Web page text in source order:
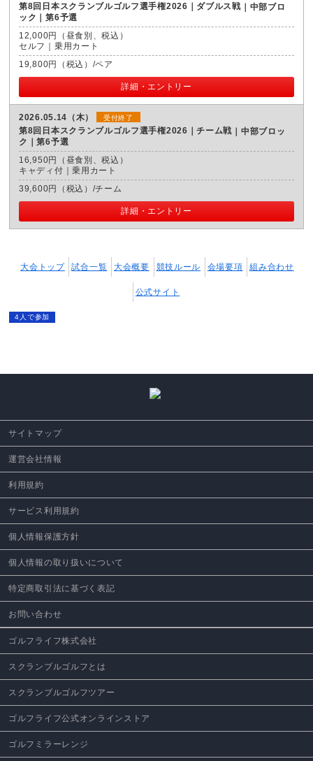
第8回日本スクランブルゴルフ選手権2026｜ダブルス戦
中部ブロ
ック｜第6予選
12,000円（昼食別、税込）
セルフ｜乗用カート
19,800円（税込）/ペア
詳細・エントリー
2026.05.14（木） 受付終了
第8回日本スクランブルゴルフ選手権2026｜チーム戦
中部ブロッ
ク｜第6予選
16,950円（昼食別、税込）
キャディ付｜乗用カート
39,600円（税込）/チーム
詳細・エントリー
大会トップ 試合一覧 大会概要 競技ルール 会場要項 組み合わせ
公式サイト
4人で参加
サイトマップ
運営会社情報
利用規約
サービス利用規約
個人情報保護方針
個人情報の取り扱いについて
特定商取引法に基づく表記
お問い合わせ
ゴルフライフ株式会社
スクランブルゴルフとは
スクランブルゴルフツアー
ゴルフライフ公式オンラインストア
ゴルフミラーレンジ